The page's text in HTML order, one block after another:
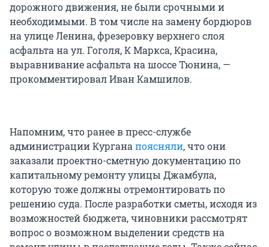
дорожного движения, не были срочными и
необходимыми. В том числе на замену бордюров
на улице Ленина, фрезеровку верхнего слоя
асфальта на ул. Гоголя, К Маркса, Красина,
выравнивание асфальта на шоссе Тюнина, —
прокомментировал Иван Камшилов.
Напомним, что ранее в пресс-службе
администрации Кургана поясняли, что они
заказали проектно-сметную документацию по
капитальному ремонту улицы Джамбула,
которую тоже должны отремонтировать по
решению суда. После разработки сметы, исходя из
возможностей бюджета, чиновники рассмотрят
вопрос о возможном выделении средств на